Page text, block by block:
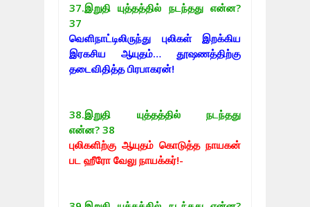
37.இறுதி யுத்தத்தில் நடந்தது என்ன?
37
வெளிநாட்டிலிருந்து புலிகள் இறக்கிய
இரகசிய ஆயுதம்… தூஷணத்திற்கு
தடைவிதித்த பிரபாகரன்!
38.இறுதி யுத்தத்தில் நடந்தது
என்ன? 38
புலிகளிற்கு ஆயுதம் கொடுத்த நாயகன்
பட ஹீரோ வேலு நாயக்கர்!-